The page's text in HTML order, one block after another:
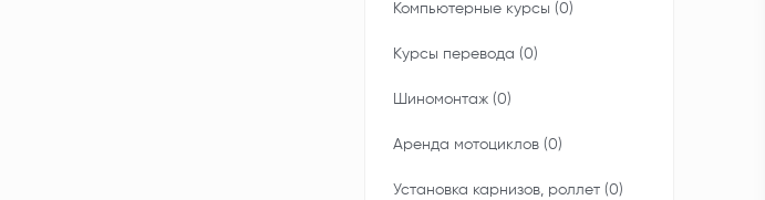
Компьютерные курсы (0)
Курсы перевода (0)
Шиномонтаж (0)
Аренда мотоциклов (0)
Установка карнизов, роллет (0)